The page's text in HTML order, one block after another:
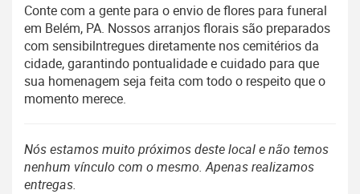
Conte com a gente para o envio de flores para funeral
em Belém, PA. Nossos arranjos florais são preparados
com sensibilntregues diretamente nos cemitérios da
cidade, garantindo pontualidade e cuidado para que
sua homenagem seja feita com todo o respeito que o
momento merece.
Nós estamos muito próximos deste local e não temos
nenhum vínculo com o mesmo. Apenas realizamos
entregas.